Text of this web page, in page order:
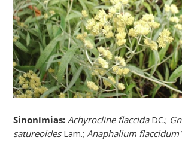
Sinonímias: Achyrocline flaccidaDC.;
satureoidesLam.; Anaphalium flaccidum